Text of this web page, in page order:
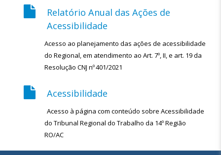
Relatório Anual das Ações de
Acessibilidade
Acesso ao planejamento das ações de acessibilidade
do Regional, em atendimento ao Art. 7º, II, e art. 19 da
Resolução CNJ nº 401/2021
Acessibilidade
Acesso à página com conteúdo sobre Acessibilidade
do Tribunal Regional do Trabalho da 14º Região
RO/AC